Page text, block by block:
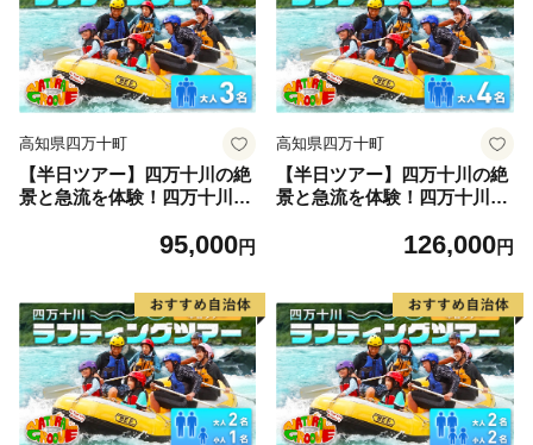
高知県四万十町
【半日ツアー】四万十川の絶
景と急流を体験！四万十川ラ
95,000円
高知県四万十町
【半日ツアー】四万十川の絶
景と急流を体験！四万十川ラ
126,000円